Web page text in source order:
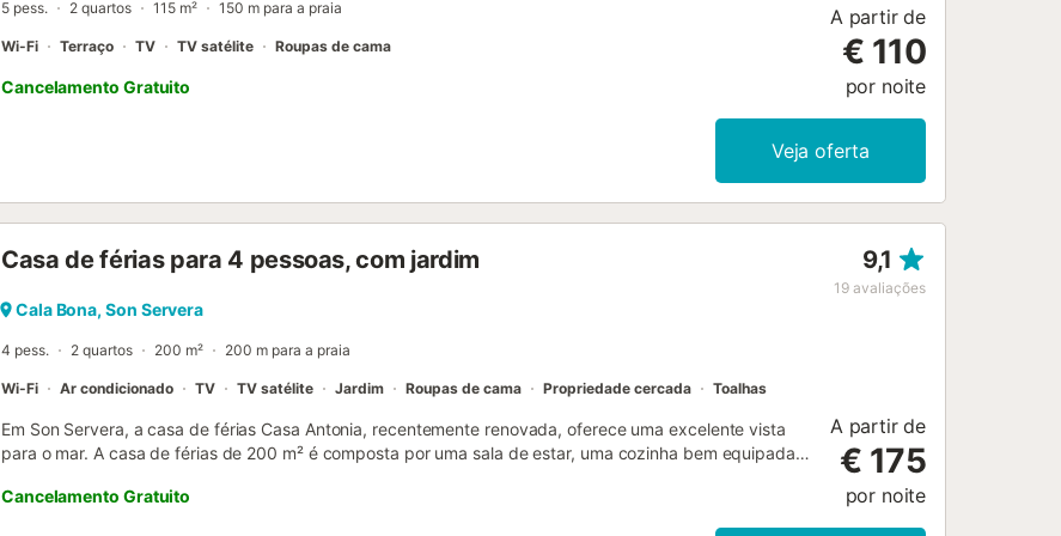
5 pess. 2 quartos 115 m² 150 m para a praia
Wi-Fi Terraço TV TV satélite Roupas de cama
Cancelamento Gratuito
A partir de
€ 110
por noite
Veja oferta
Casa de férias para 4 pessoas, com jardim 9,1
19 avaliações
Cala Bona, Son Servera
4 pess. 2 quartos 200 m² 200 m para a praia
Wi-Fi Ar condicionado TV TV satélite Jardim Roupas de cama Propriedade cercada Toalhas
Em Son Servera, a casa de férias Casa Antonia, recentemente renovada, oferece uma excelente vista
para o mar. A casa de férias de 200 m² é composta por uma sala de estar, uma cozinha bem equipada,
comodidades adicionais incluem Wi-Fi (adequado para videochamadas), ar condicionado, uma máquina
de lavar roupa, bem como uma televisão. O ponto alto deste alojamento é a sua área exterior privada
Cancelamento Gratuito
A partir de
€ 175
por noite